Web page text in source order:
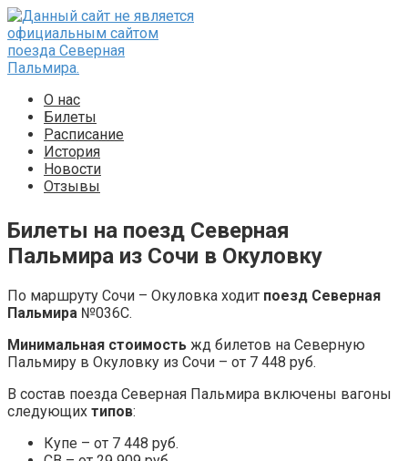
Перейти
к
контенту
О нас
Билеты
Расписание
История
Новости
Отзывы
Билеты на поезд Северная
Пальмира из Сочи в Окуловку
По маршруту Сочи – Окуловка ходит поезд Северная
Пальмира №036С.
Минимальная стоимость жд билетов на Северную
Пальмиру в Окуловку из Сочи – от 7 448 руб.
В состав поезда Северная Пальмира включены вагоны
следующих типов:
Купе – от 7 448 руб.